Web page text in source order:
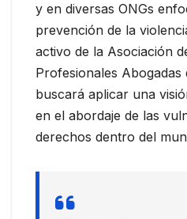
y en diversas ONGs
prevención de la
activo de la Asociación
Profesionales
buscará aplicar una
en el abordaje de las
derechos dentro del